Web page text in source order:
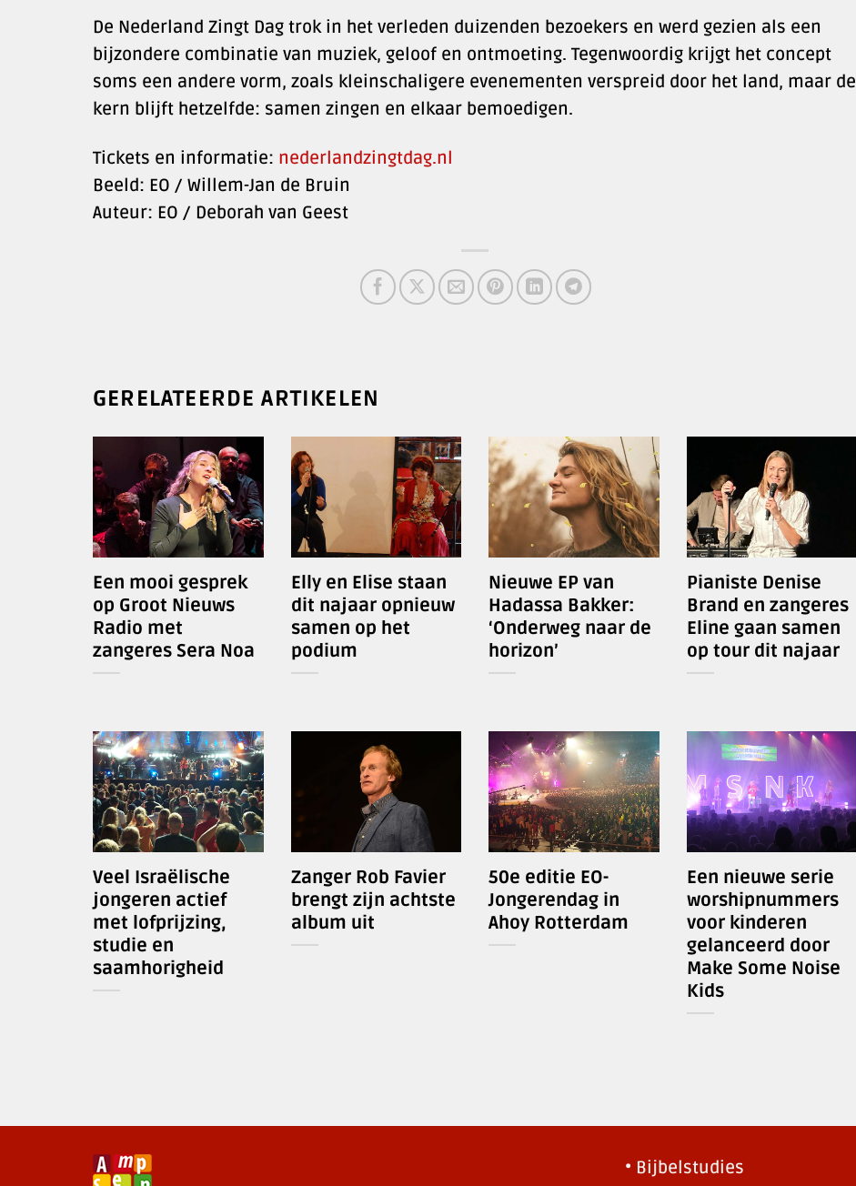
De Nederland Zingt Dag trok in het verleden duizenden bezoekers en werd gezien als een
bijzondere combinatie van muziek, geloof en ontmoeting. Tegenwoordig krijgt het concept
soms een andere vorm, zoals kleinschaligere evenementen verspreid door het land, maar de
kern blijft hetzelfde: samen zingen en elkaar bemoedigen.
Tickets en informatie: nederlandzingtdag.nl
Beeld: EO / Willem-Jan de Bruin
Auteur: EO / Deborah van Geest
GERELATEERDE ARTIKELEN
Een mooi gesprek
op Groot Nieuws
Radio met
zangeres Sera Noa
Elly en Elise staan
dit najaar opnieuw
samen op het
podium
Nieuwe EP van
Hadassa Bakker:
‘Onderweg naar de
horizon’
Pianiste Denise
Brand en zangeres
Eline gaan samen
op tour dit najaar
Veel Israëlische
jongeren actief
met lofprijzing,
studie en
saamhorigheid
Zanger Rob Favier
brengt zijn achtste
album uit
50e editie EO-
Jongerendag in
Ahoy Rotterdam
Een nieuwe serie
worshipnummers
voor kinderen
gelanceerd door
Make Some Noise
Kids
• Bijbelstudies